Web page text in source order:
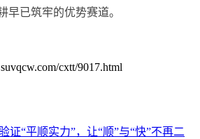
早已筑牢的优势赛道。
cxtt/9017.html
证“平顺实力”，让“顺”与“快”不再二